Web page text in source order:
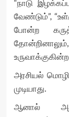
“நாடு
வேண்டும்”,
போன்ற
தோன்றினாலும்,
அரசியல்
முடியாது.
ஆனால்